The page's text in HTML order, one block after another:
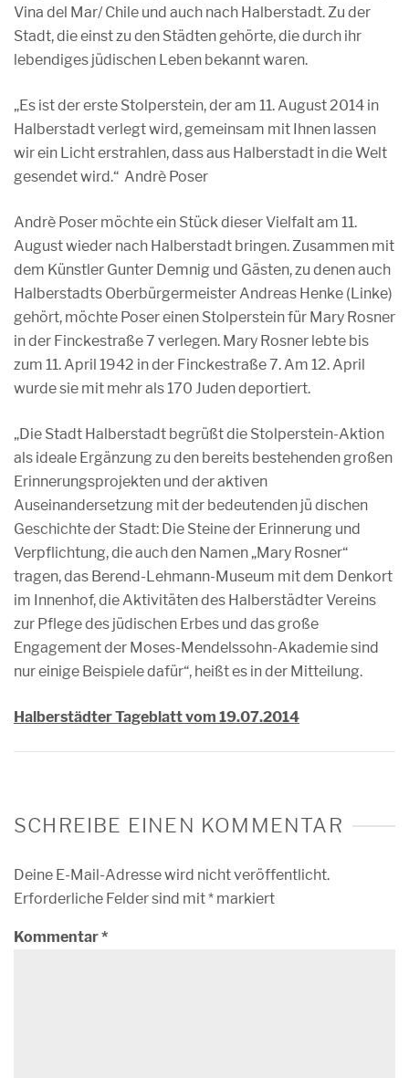
Vina del Mar/ Chile und auch nach Halberstadt. Zu der
Stadt, die einst zu den Städten gehörte, die durch ihr
lebendiges jüdischen Leben bekannt waren.
„Es ist der erste Stolperstein, der am 11. August 2014 in
Halberstadt verlegt wird, gemeinsam mit Ihnen lassen
wir ein Licht erstrahlen, dass aus Halberstadt in die Welt
gesendet wird.“ Andrè Poser
Andrè Poser möchte ein Stück dieser Vielfalt am 11.
August wieder nach Halberstadt bringen. Zusammen mit
dem Künstler Gunter Demnig und Gästen, zu denen auch
Halberstadts Oberbürgermeister Andreas Henke (Linke)
gehört, möchte Poser einen Stolperstein für Mary Rosner
in der Finckestraße 7 verlegen. Mary Rosner lebte bis
zum 11. April 1942 in der Finckestraße 7. Am 12. April
wurde sie mit mehr als 170 Juden deportiert.
„Die Stadt Halberstadt begrüßt die Stolperstein-Aktion
als ideale Ergänzung zu den bereits bestehenden großen
Erinnerungsprojekten und der aktiven
Auseinandersetzung mit der bedeutenden jü dischen
Geschichte der Stadt: Die Steine der Erinnerung und
Verpflichtung, die auch den Namen „Mary Rosner“
tragen, das Berend-Lehmann-Museum mit dem Denkort
im Innenhof, die Aktivitäten des Halberstädter Vereins
zur Pflege des jüdischen Erbes und das große
Engagement der Moses-Mendelssohn-Akademie sind
nur einige Beispiele dafür“, heißt es in der Mitteilung.
Halberstädter Tageblatt vom 19.07.2014
SCHREIBE EINEN KOMMENTAR
Deine E-Mail-Adresse wird nicht veröffentlicht.
Erforderliche Felder sind mit* markiert
Kommentar*